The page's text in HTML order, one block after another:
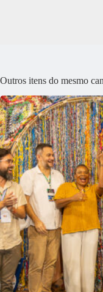
Outros itens do mesmo